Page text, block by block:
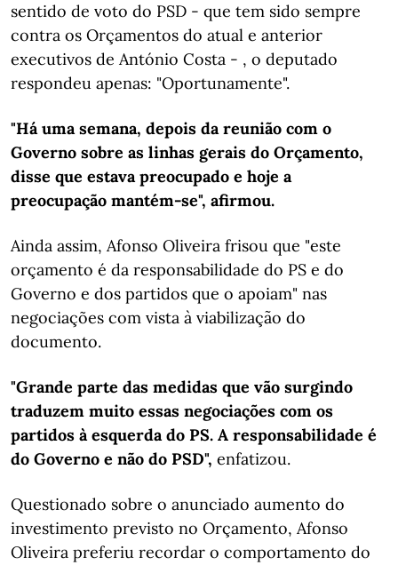
sentido de voto do PSD - que tem sido sempre
contra os Orçamentos do atual e anterior
executivos de António Costa - , o deputado
respondeu apenas: "Oportunamente".
"Há uma semana, depois da reunião com o
Governo sobre as linhas gerais do Orçamento,
disse que estava preocupado e hoje a
preocupação mantém-se", afirmou.
Ainda assim, Afonso Oliveira frisou que "este
orçamento é da responsabilidade do PS e do
Governo e dos partidos que o apoiam" nas
negociações com vista à viabilização do
documento.
"Grande parte das medidas que vão surgindo
traduzem muito essas negociações com os
partidos à esquerda do PS. A responsabilidade é
do Governo e não do PSD", enfatizou.
Questionado sobre o anunciado aumento do
investimento previsto no Orçamento, Afonso
Oliveira preferiu recordar o comportamento do